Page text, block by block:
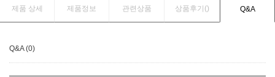
제품 상세 제품정보 관련상품 상품후기() Q&A
Q&A (0)